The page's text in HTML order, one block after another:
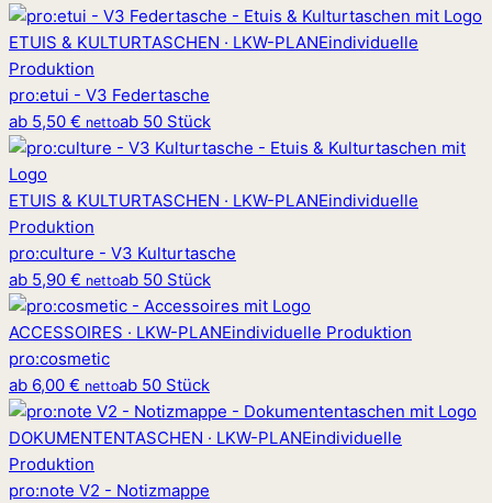
ETUIS & KULTURTASCHEN · LKW-PLANEindividuelle
Produktion
pro:etui - V3 Federtasche
ab 5,50 € nettoab 50 Stück
ETUIS & KULTURTASCHEN · LKW-PLANEindividuelle
Produktion
pro:culture - V3 Kulturtasche
ab 5,90 € nettoab 50 Stück
ACCESSOIRES · LKW-PLANEindividuelle Produktion
pro:cosmetic
ab 6,00 € nettoab 50 Stück
DOKUMENTENTASCHEN · LKW-PLANEindividuelle
Produktion
pro:note V2 - Notizmappe